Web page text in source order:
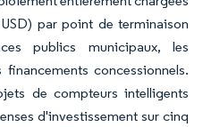
par point de terminaison
publics municipaux, les
concessionnels.
de compteurs intelligents
d'investissement sur cinq